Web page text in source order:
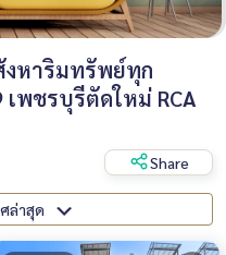
งหาริมทรัพย์ทุก
พชรบุรีตัดใหม่ RCA
Share
ะกาศล่าสุด